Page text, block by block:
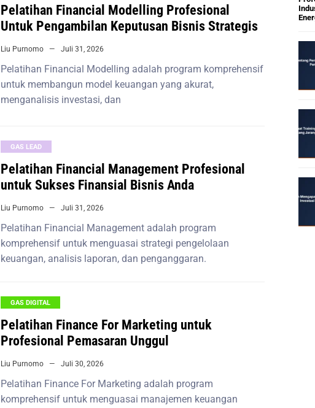
Pelatihan Financial Modelling Profesional
Untuk Pengambilan Keputusan Bisnis Strategis
Liu Purnomo Juli 31, 2026
Pelatihan Financial Modelling adalah program komprehensif
untuk membangun model keuangan yang akurat,
menganalisis investasi, dan
GAS LEAD
Pelatihan Financial Management Profesional
untuk Sukses Finansial Bisnis Anda
Liu Purnomo Juli 31, 2026
Pelatihan Financial Management adalah program
komprehensif untuk menguasai strategi pengelolaan
keuangan, analisis laporan, dan penganggaran.
GAS DIGITAL
Pelatihan Finance For Marketing untuk
Profesional Pemasaran Unggul
Liu Purnomo Juli 30, 2026
Pelatihan Finance For Marketing adalah program
komprehensif untuk menguasai manajemen keuangan